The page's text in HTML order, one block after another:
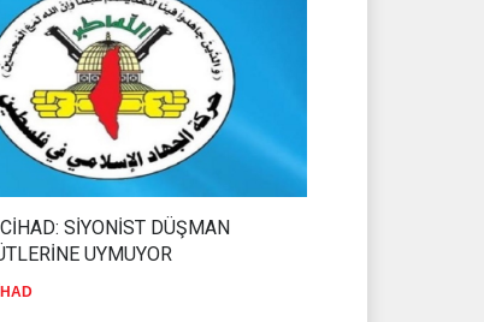
SİYONİST DÜŞMAN
UYMUYOR